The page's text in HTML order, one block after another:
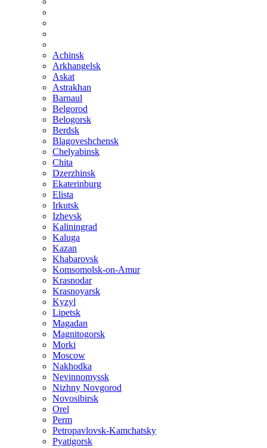
Achinsk
Arkhangelsk
Askat
Astrakhan
Barnaul
Belgorod
Belogorsk
Berdsk
Blagoveshchensk
Chelyabinsk
Chita
Dzerzhinsk
Ekaterinburg
Elista
Irkutsk
Izhevsk
Kaliningrad
Kaluga
Kazan
Khabarovsk
Komsomolsk-on-Amur
Krasnodar
Krasnoyarsk
Kyzyl
Lipetsk
Magadan
Magnitogorsk
Morki
Moscow
Nakhodka
Nevinnomyssk
Nizhny Novgorod
Novosibirsk
Orel
Perm
Petropavlovsk-Kamchatsky
Pyatigorsk